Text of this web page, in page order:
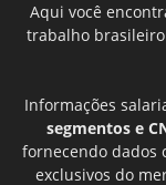
Aqui você
trabalho
Informações
segmentos e
fornecendo dados
exclusivos do